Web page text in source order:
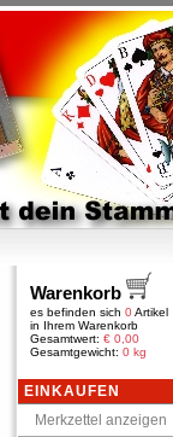
Warenkorb
es befinden sich 0Artikel
in Ihrem Warenkorb
Gesamtwert: € 0,00
Gesamtgewicht: 0 kg
EINKAUFEN
Merkzettel anzeigen